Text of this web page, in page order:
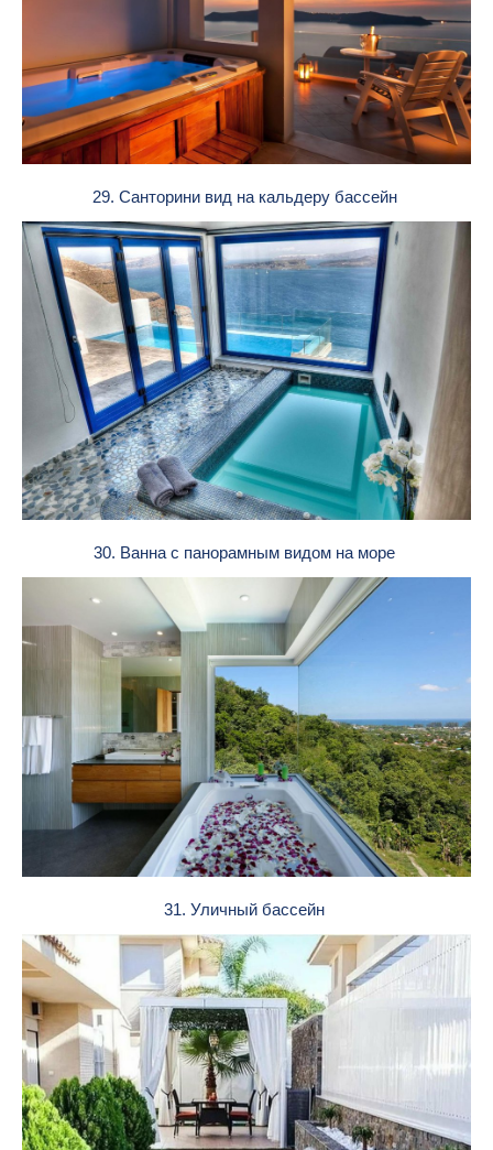
29. Санторини вид на кальдеру бассейн
30. Ванна с панорамным видом на море
31. Уличный бассейн